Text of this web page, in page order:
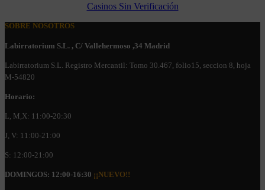
Casinos Sin Verificación
SOBRE NOSOTROS
Labirratorium S.L. , C/ Vallehermoso ,34 Madrid
Labirratorium S.L. Registro Mercantil: Tomo 30.467, folio15, seccion 8, hoja
M-54820
Horario:
L, M,X: 11:00-20:30
J, V: 11:00-21:00
S: 12:00-21:00
DOMINGOS: 12:00-16:30 ¡¡NUEVO!!